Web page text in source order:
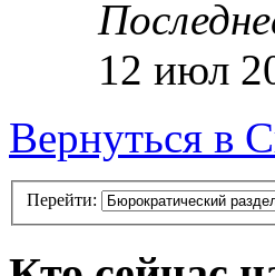
12 июл
Вернуться в
Перейти: